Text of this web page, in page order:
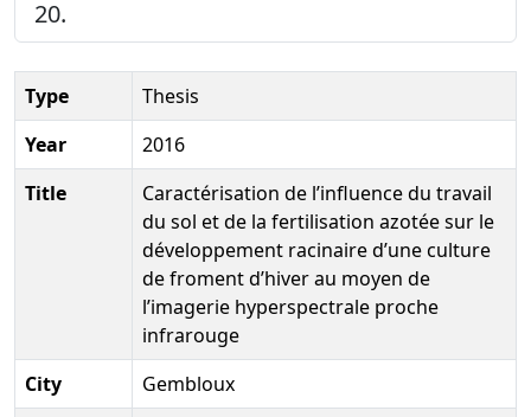
20.
Type
Thesis
Year
2016
Title
Caractérisation de l’influence du travail
du sol et de la fertilisation azotée sur le
développement racinaire d’une culture
de froment d’hiver au moyen de
l’imagerie hyperspectrale proche
infrarouge
City
Gembloux